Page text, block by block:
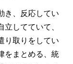
き、反応してい
してていて、
り取りをしてい
をまとめる、統